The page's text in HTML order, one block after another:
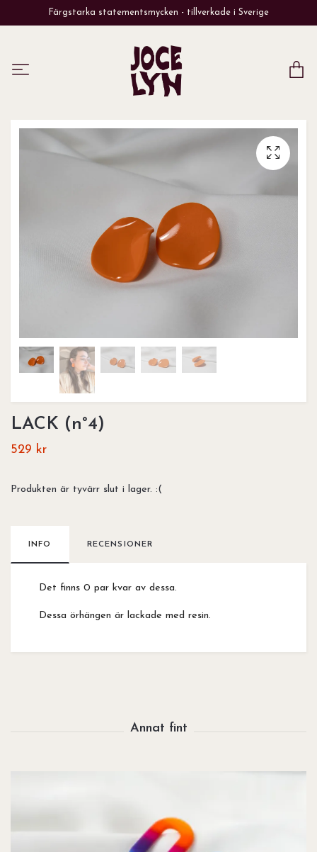
Färgstarka statementsmycken - tillverkade i Sverige
LACK (n°4)
529 kr
Produkten är tyvärr slut i lager. :(
INFO RECENSIONER
Det finns 0 par kvar av dessa.
Dessa örhängen är lackade med resin.